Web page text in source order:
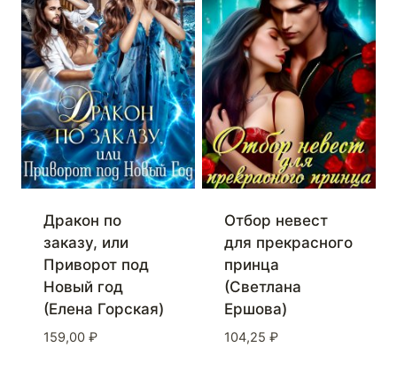
Дракон по
заказу, или
Приворот под
Новый год
(Елена Горская)
159,00 ₽
Отбор невест
для прекрасного
принца
(Светлана
Ершова)
104,25 ₽